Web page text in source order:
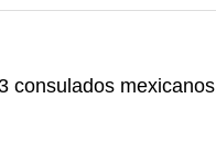
consulados